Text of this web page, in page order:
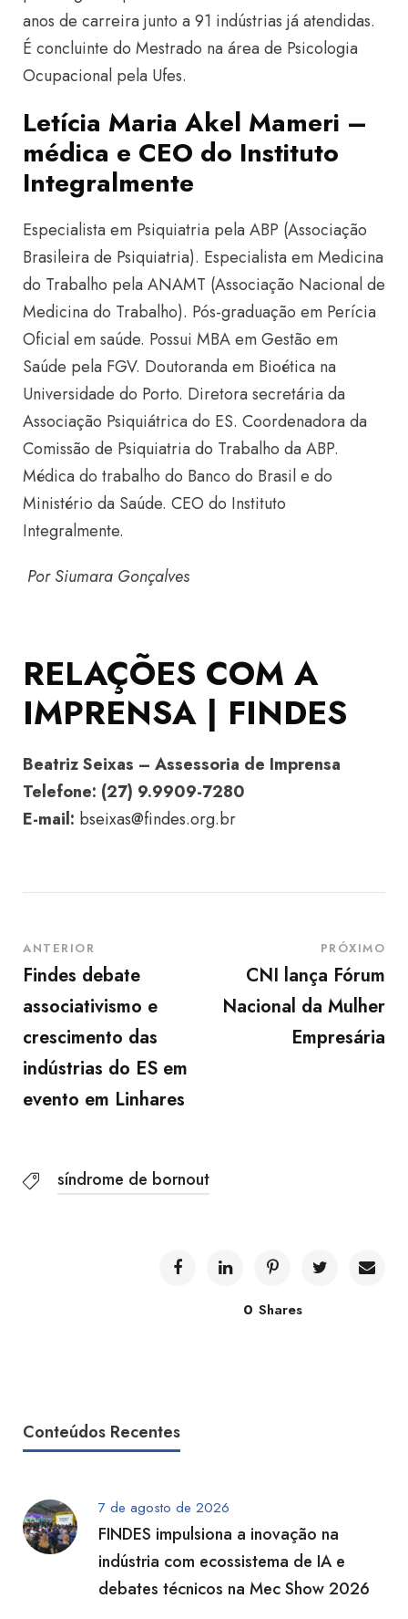
anos de carreira junto a 91 indústrias já atendidas.
É concluinte do Mestrado na área de Psicologia
Ocupacional pela Ufes.
Letícia Maria Akel Mameri –
médica e CEO do Instituto
Integralmente
Especialista em Psiquiatria pela ABP (Associação
Brasileira de Psiquiatria). Especialista em Medicina
do Trabalho pela ANAMT (Associação Nacional de
Medicina do Trabalho). Pós-graduação em Perícia
Oficial em saúde. Possui MBA em Gestão em
Saúde pela FGV. Doutoranda em Bioética na
Universidade do Porto. Diretora secretária da
Associação Psiquiátrica do ES. Coordenadora da
Comissão de Psiquiatria do Trabalho da ABP.
Médica do trabalho do Banco do Brasil e do
Ministério da Saúde. CEO do Instituto
Integralmente.
Por Siumara Gonçalves
RELAÇÕES COM A
IMPRENSA | FINDES
Beatriz Seixas – Assessoria de Imprensa
Telefone: (27) 9.9909-7280
E-mail: bseixas@findes.org.br
ANTERIOR
Findes debate
associativismo e
crescimento das
indústrias do ES em
evento em Linhares
PRÓXIMO
CNI lança Fórum
Nacional da Mulher
Empresária
síndrome de bornout
0 Shares
Conteúdos Recentes
7 de agosto de 2026
FINDES impulsiona a inovação na
indústria com ecossistema de IA e
debates técnicos na Mec Show 2026